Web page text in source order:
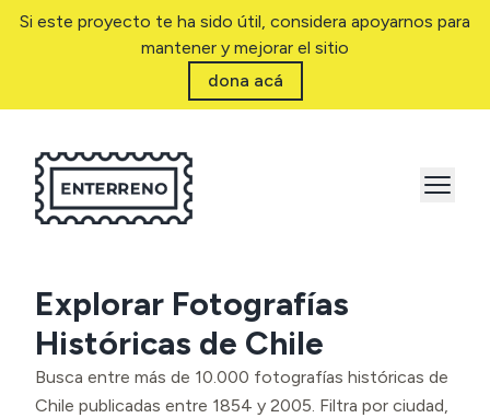
Si este proyecto te ha sido útil, considera apoyarnos para
mantener y mejorar el sitio
dona acá
Explorar Fotografías
Históricas de Chile
Busca entre más de 10.000 fotografías históricas de
Chile publicadas entre 1854 y 2005. Filtra por ciudad,